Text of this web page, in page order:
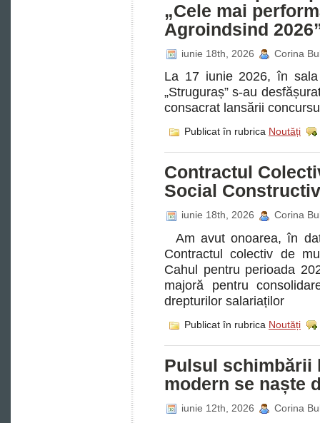
„Cele mai
Agroindsind
iunie 18th, 2026 Corina
La 17 iunie 2026, în
„Struguraș” s-au
consacrat lansării
Publicat în rubrica Noutăți
Contractul
Social
iunie 18th, 2026 Corina
Am avut onoarea, în
Contractul colectiv de
Cahul pentru perioada
majoră pentru
drepturilor salariaților
Publicat în rubrica Noutăți
Pulsul schimbării
modern se naște
iunie 12th, 2026 Corina